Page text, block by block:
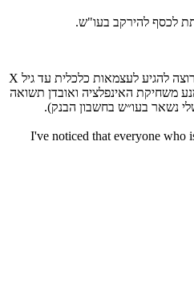
לכסף להירקב בעו"ש.
זה יכול להיות אמצעי (למשל: אני רוצה להגיע לעצמאות כלכלית עד גיל X
משחיקת האינפלציה ואובדן תשואה
נשאר בעו״ש בחשבון הבנק).
“I've noticed that everyone who